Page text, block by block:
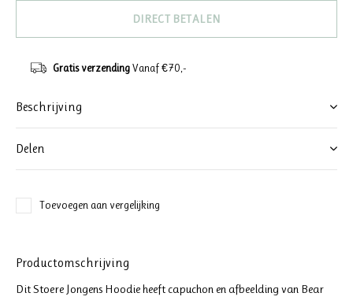
DIRECT BETALEN
Gratis verzendingVanaf €70,-
Beschrijving
Delen
Toevoegen aan vergelijking
Productomschrijving
Dit Stoere Jongens Hoodie heeft capuchon en afbeelding van Bear